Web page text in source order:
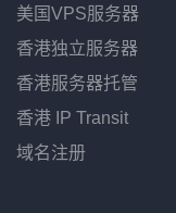
美国VPS服务器
香港独立服务器
香港服务器托管
香港 IP Transit
域名注册